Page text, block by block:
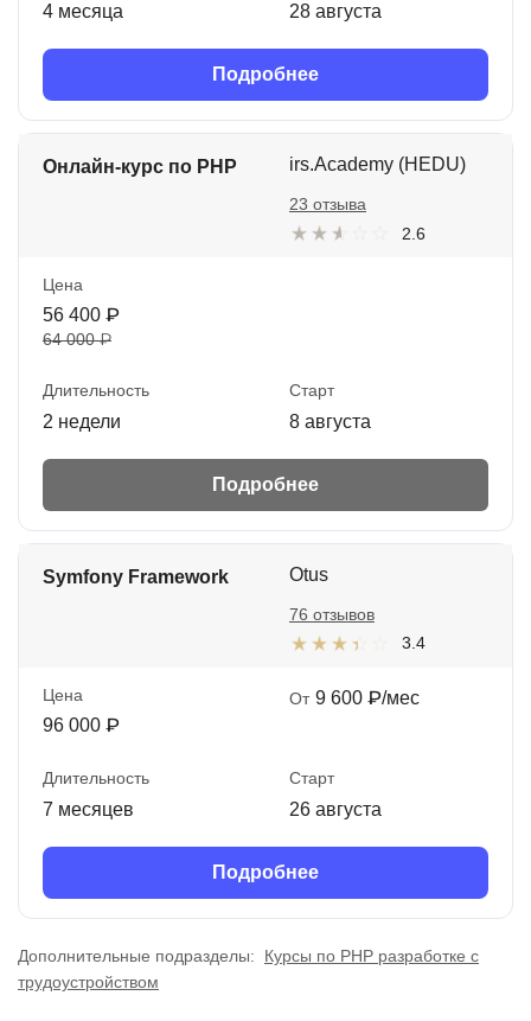
4 месяца 28 августа
Подробнее
Онлайн-курс по PHP irs.Academy (HEDU)
2.6
23 отзыва
Цена
56 400 ₽
64 000 ₽
Длительность
2 недели
Старт
8 августа
Подробнее
Symfony Framework Otus
3.4
76 отзывов
Цена
96 000 ₽
От 9 600 ₽/мес
Длительность
7 месяцев
Старт
26 августа
Подробнее
Дополнительные подразделы:
Курсы по PHP разработке с
трудоустройством